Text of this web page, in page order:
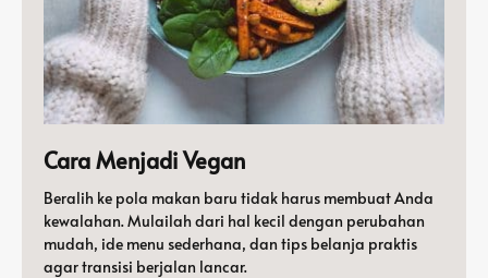
Cara Menjadi Vegan
Beralih ke pola makan baru tidak harus membuat Anda
kewalahan. Mulailah dari hal kecil dengan perubahan
mudah, ide menu sederhana, dan tips belanja praktis
agar transisi berjalan lancar.